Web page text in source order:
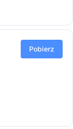
Pobierz